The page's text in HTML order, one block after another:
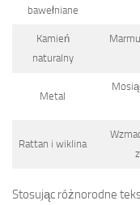
bawełniane
Kamień
naturalny
Metal
Rattan i wiklina
Stosując różnorodne